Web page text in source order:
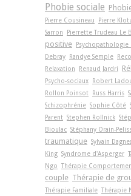
Phobie sociale
Pierre Cousineau
Pierre
Sarron
Pierrette Trudeau Le
positive
Debray
Randye Semple
Relaxation
Renaud Jardri
Psycho-sociaux
Robert
Rollon Poinsot
Russ Harris
Schizophrénie Sophie Côté
Parent Stephen Rollnick
Bioulac Stéphany Orain-
traumatique Sylvain
King Syndrome d'Asperger
Ngo Thérapie
couple Thérapie de
Thérapie Familiale Thérapie